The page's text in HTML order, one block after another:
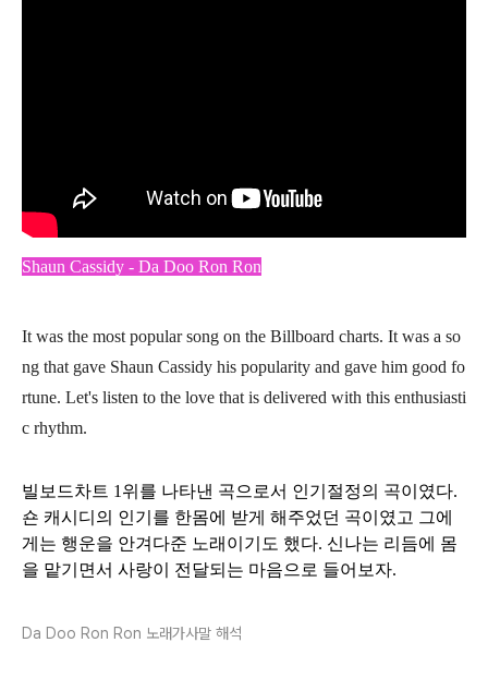
Shaun Cassidy - Da Doo Ron Ron
It was the most popular song on the Billboard charts. It was a so
ng that gave Shaun Cassidy his popularity and gave him good fo
rtune. Let's listen to the love that is delivered with this enthusiasti
c rhythm.
빌보드차트 1위를 나타낸 곡으로서 인기절정의 곡이였다.
숀 캐시디의 인기를 한몸에 받게 해주었던 곡이였고 그에
게는 행운을 안겨다준 노래이기도 했다. 신나는 리듬에 몸
을 맡기면서 사랑이 전달되는 마음으로 들어보자.
Da Doo Ron Ron 노래가사말 해석